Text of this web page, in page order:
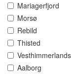
Mariagerfjord
Morsø
Rebild
Thisted
Vesthimmerlands
Aalborg